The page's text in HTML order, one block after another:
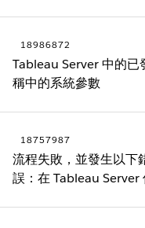
18986872
Tableau Server 中的已
稱中的系統參數
18757987
流程失敗，並發生以
誤：在 Tableau Server